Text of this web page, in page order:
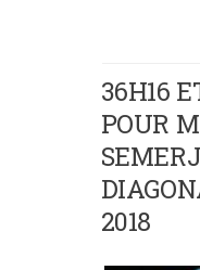
36H16
POUR
2018